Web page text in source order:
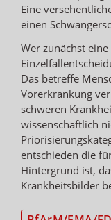
Eine
einen
Wer zunächst
Das betreffe
Vorerkrankung
schweren
wissenschaftlich
entschieden die
Hintergrund ist,
Krankheitsbilder